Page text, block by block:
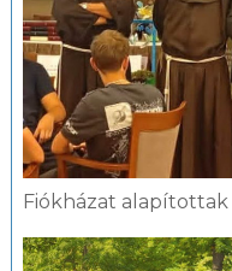
Fiókházat alapítottak